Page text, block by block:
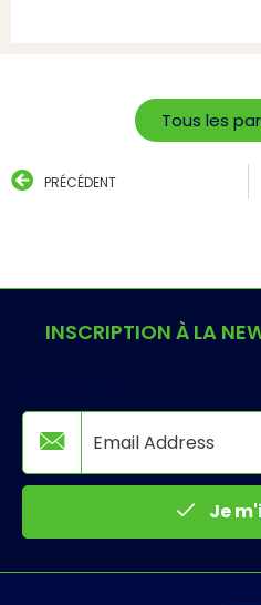
Tous les
PRÉCÉDENT
INSCRIPTION À LA
Je